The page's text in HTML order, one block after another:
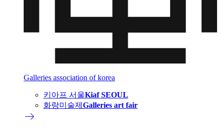
Galleries association of korea
키아프 서울Kiaf SEOUL
화랑미술제 Galleries art fair
east